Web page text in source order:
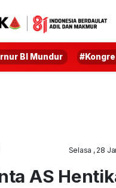
BI Mundur
Selasa , 28
AS